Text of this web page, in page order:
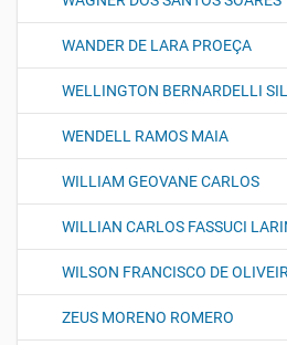
WANDER DE LARA PROEÇA
WELLINGTON BERNARDELLI
WENDELL RAMOS MAIA
WILLIAM GEOVANE CARLOS
WILLIAN CARLOS FASSUCI
WILSON FRANCISCO DE
ZEUS MORENO ROMERO